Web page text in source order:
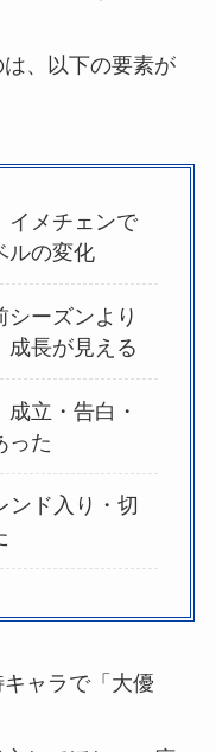
、以下の要素が
イメチェンで
ルの変化
シーズンより
成長が見える
成立・告白・
った
ンド入り・切
ャラで「大優